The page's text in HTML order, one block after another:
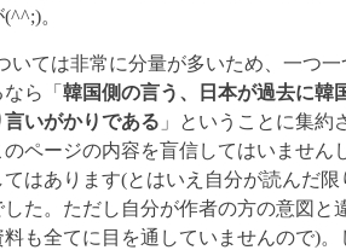
。
いては非常に分量が多いため、一つ
ら「 韓国側の言う、日本が過去に韓
いがかりである 」ということに集約
ページの内容を盲信してはいません
てはあります(とはいえ自分が読んだ
た。ただし自分が作者の方の意図と
料も全てに目を通していませんので)